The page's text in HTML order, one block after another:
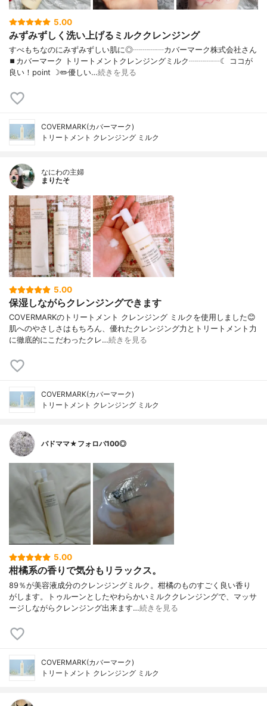
5.00
みずみずしく洗い上げるミルククレンジング
すべもちなのにみずみずしい肌に◎┈┈┈┈カバーマーク株式会社さん
⏹カバーマーク トリートメントクレンジングミルク┈┈┈┈☾ ココが
良い！point ☽✏️優しい…続きを見る
COVERMARK(カバーマーク)
トリートメント クレンジング ミルク
なにわの主婦
まりたそ
5.00
保湿しながらクレンジングできます
COVERMARKのトリートメント クレンジング ミルクを使用しました😊
肌へのやさしさはもちろん、優れたクレンジング力とトリートメント力
に徹底的にこだわったクレ…続きを見る
COVERMARK(カバーマーク)
トリートメント クレンジング ミルク
バドママ★フォロバ100◎
5.00
柑橘系の香りで気分もリラックス。
89％が美容液成分のクレンジングミルク。柑橘のものすごく良い香り
がします。トゥルーンとしたやわらかいミルククレンジングで、マッサ
ージしながらクレンジング出来ます…続きを見る
COVERMARK(カバーマーク)
トリートメント クレンジング ミルク